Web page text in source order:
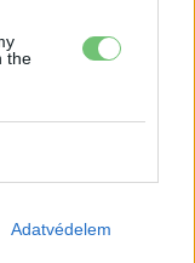
the
Adatvédelem
fel a
ár és a
árazás a magyar